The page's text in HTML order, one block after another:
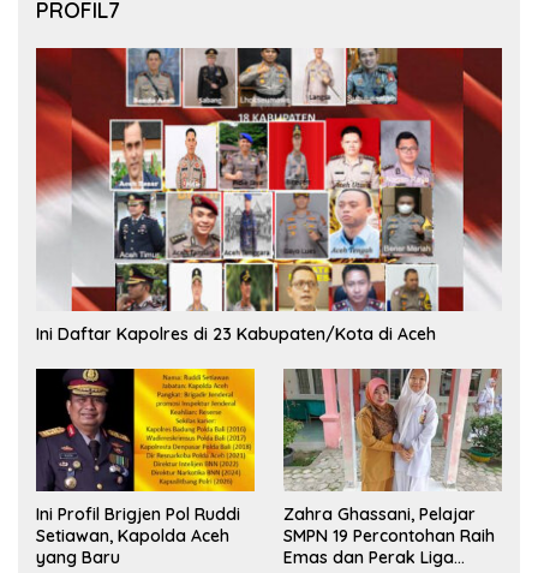
PROFIL7
Ini Daftar Kapolres di 23 Kabupaten/Kota di Aceh
Ini Profil Brigjen Pol Ruddi
Setiawan, Kapolda Aceh
yang Baru
Zahra Ghassani, Pelajar
SMPN 19 Percontohan Raih
Emas dan Perak Liga